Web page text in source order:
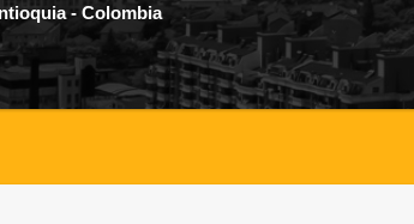
- Colombia